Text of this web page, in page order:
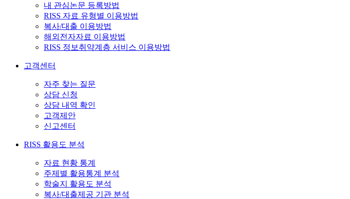
내 관심논문 등록방법
RISS 자료 유형별 이용방법
복사/대출 이용방법
해외전자자료 이용방법
RISS 정보취약계층 서비스 이용방법
고객센터
자주 찾는 질문
상담 신청
상담 내역 확인
고객제안
신고센터
RISS 활용도 분석
자료 현황 통계
주제별 활용통계 분석
학술지 활용도 분석
복사/대출제공 기관 분석